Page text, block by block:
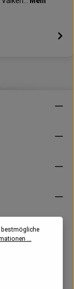
bestmögliche
...